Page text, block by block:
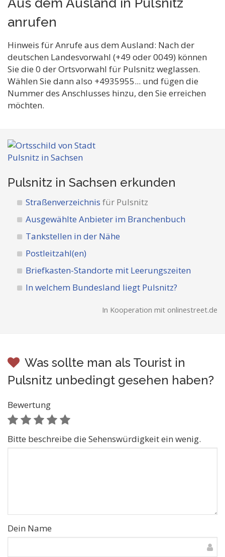
Aus dem Ausland in Pulsnitz
anrufen
Hinweis für Anrufe aus dem Ausland: Nach der
deutschen Landesvorwahl (+49 oder 0049) können
Sie die 0 der Ortsvorwahl für Pulsnitz weglassen.
Wählen Sie dann also +4935955... und fügen die
Nummer des Anschlusses hinzu, den Sie erreichen
möchten.
Pulsnitz in Sachsen erkunden
Straßenverzeichnis für Pulsnitz
Ausgewählte Anbieter im Branchenbuch
Tankstellen in der Nähe
Postleitzahl(en)
Briefkasten-Standorte mit Leerungszeiten
In welchem Bundesland liegt Pulsnitz?
In Kooperation mit onlinestreet.de
Was sollte man als Tourist in
Pulsnitz unbedingt gesehen haben?
Bewertung
Bitte beschreibe die Sehenswürdigkeit ein wenig.
Dein Name